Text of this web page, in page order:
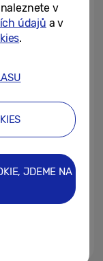
trenér?
ne víc
vás
zdraví s
Watch
v
údajů a v
.
JDEME NA